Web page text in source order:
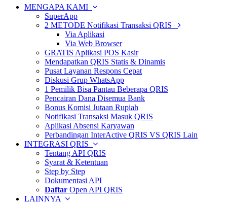
MENGAPA KAMI
SuperApp
2 METODE Notifikasi Transaksi QRIS
Via Aplikasi
Via Web Browser
GRATIS Aplikasi POS Kasir
Mendapatkan QRIS Statis & Dinamis
Pusat Layanan Respons Cepat
Diskusi Grup WhatsApp
1 Pemilik Bisa Pantau Beberapa QRIS
Pencairan Dana Disemua Bank
Bonus Komisi Jutaan Rupiah
Notifikasi Transaksi Masuk QRIS
Aplikasi Absensi Karyawan
Perbandingan InterActive QRIS VS QRIS Lain
INTEGRASI QRIS
Tentang API QRIS
Syarat & Ketentuan
Step by Step
Dokumentasi API
Daftar Open API QRIS
LAINNYA